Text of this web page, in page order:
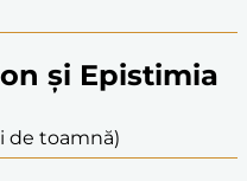
și Epistimia
de toamnă)